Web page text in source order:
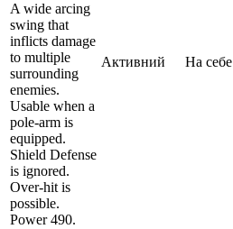
A wide arcing
swing that
inflicts damage
to multiple
surrounding
enemies.
Usable when a
pole-arm is
equipped.
Shield Defense
is ignored.
Over-hit is
possible.
Power 490.
Активний На себе